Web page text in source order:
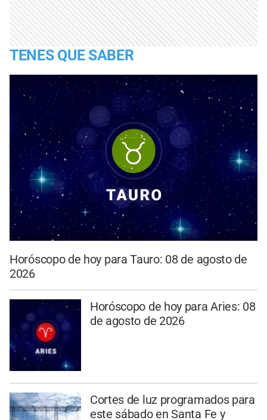
TENES QUE SABER
Horóscopo de hoy para Tauro: 08 de agosto de
2026
Horóscopo de hoy para Aries: 08
de agosto de 2026
Cortes de luz programados para
este sábado en Santa Fe y